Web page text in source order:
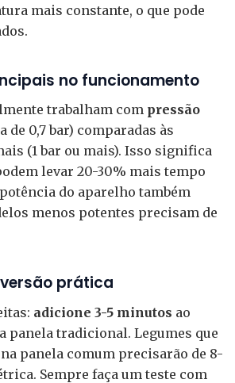
mais constante, o que pode
no funcionamento
trabalham com pressão
de 0,7 bar) comparadas às
(1 bar ou mais). Isso significa
levar 20-30% mais tempo
do aparelho também
menos potentes precisam de
prática
adicione 3-5 minutos ao
panela tradicional. Legumes que
panela comum precisarão de 8-
Sempre faça um teste com